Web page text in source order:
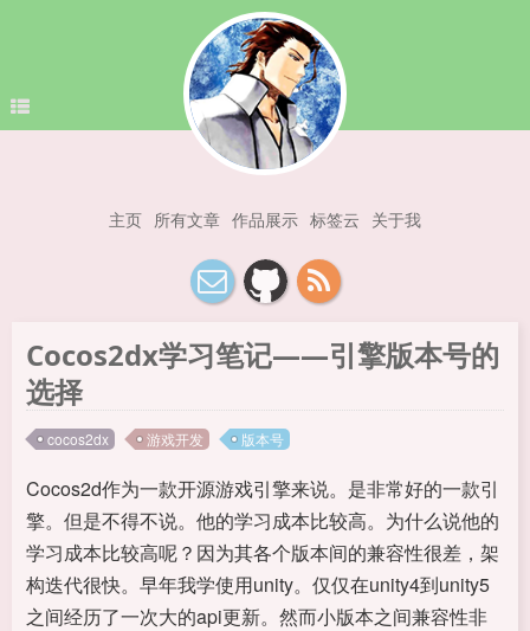
主页 所有文章 作品展示 标签云 关于我
Cocos2dx学习笔记——引擎版本号的
选择
cocos2dx 游戏开发 版本号
Cocos2d作为一款开源游戏引擎来说。是非常好的一款引
擎。但是不得不说。他的学习成本比较高。为什么说他的
学习成本比较高呢？因为其各个版本间的兼容性很差，架
构迭代很快。早年我学使用unity。仅仅在unity4到unity5
之间经历了一次大的api更新。然而小版本之间兼容性非